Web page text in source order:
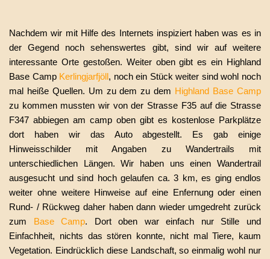
Nachdem wir mit Hilfe des Internets inspiziert haben was es in
der Gegend noch sehenswertes gibt, sind wir auf weitere
interessante Orte gestoßen. Weiter oben gibt es ein Highland
Base Camp Kerlingjarfjöll, noch ein Stück weiter sind wohl noch
mal heiße Quellen. Um zu dem zu dem Highland Base Camp
zu kommen mussten wir von der Strasse F35 auf die Strasse
F347 abbiegen am camp oben gibt es kostenlose Parkplätze
dort haben wir das Auto abgestellt. Es gab einige
Hinweisschilder mit Angaben zu Wandertrails mit
unterschiedlichen Längen. Wir haben uns einen Wandertrail
ausgesucht und sind hoch gelaufen ca. 3 km, es ging endlos
weiter ohne weitere Hinweise auf eine Enfernung oder einen
Rund- / Rückweg daher haben dann wieder umgedreht zurück
zum Base Camp. Dort oben war einfach nur Stille und
Einfachheit, nichts das stören konnte, nicht mal Tiere, kaum
Vegetation. Eindrücklich diese Landschaft, so einmalig wohl nur